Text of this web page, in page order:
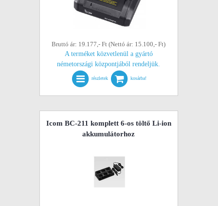
Bruttó ár: 19.177,- Ft (Nettó ár: 15.100,- Ft)
A terméket közvetlenül a gyártó
németországi központjából rendeljük.
részletek kosárba!
Icom BC-211 komplett 6-os töltő Li-ion
akkumulátorhoz